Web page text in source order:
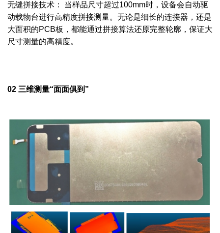
无缝拼接技术： 当样品尺寸超过100mm时，设备会自动驱
动载物台进行高精度拼接测量。无论是细长的连接器，还是
大面积的PCB板，都能通过拼接算法还原完整轮廓，保证大
尺寸测量的高精度。
02 三维测量“面面俱到”